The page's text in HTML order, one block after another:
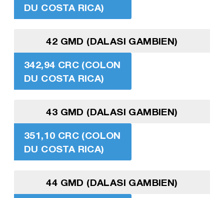
DU COSTA RICA)
42 GMD (DALASI GAMBIEN)
342,94 CRC (COLON
DU COSTA RICA)
43 GMD (DALASI GAMBIEN)
351,10 CRC (COLON
DU COSTA RICA)
44 GMD (DALASI GAMBIEN)